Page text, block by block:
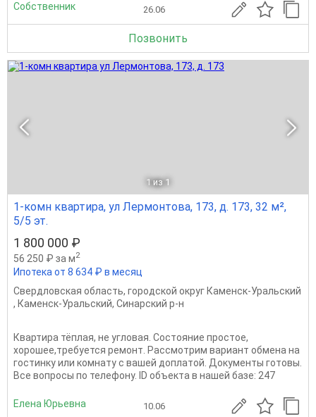
Собственник 26.06
Позвонить
1 из 1
1-комн квартира, ул Лермонтова, 173, д. 173, 32 м²,
5/5 эт.
1 800 000 ₽
56 250 ₽ за м2
Ипотека от 8 634 ₽ в месяц
Свердловская область, городской округ Каменск-Уральский
, Каменск-Уральский, Синарский р-н
Квартира тёплая, не угловая. Состояние простое,
хорошее,требуется ремонт. Рассмотрим вариант обмена на
гостинку или комнату с вашей доплатой. Документы готовы.
Все вопросы по телефону. ID объекта в нашей базе: 247
Елена Юрьевна 10.06